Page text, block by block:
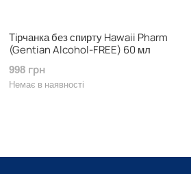
Тірчанка без спирту Hawaii Pharm
(Gentian Alcohol-FREE) 60 мл
998 грн
Немає в наявності